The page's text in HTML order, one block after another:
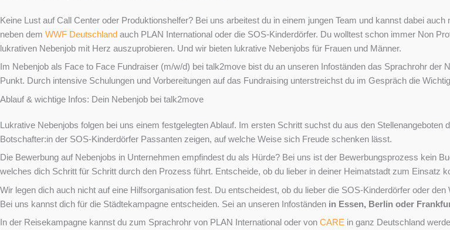
Keine Lust auf Call Center oder Produktionshelfer? Bei uns arbeitest du in einem jungen Team und kannst dabei
neben dem WWF Deutschland auch PLAN International oder die SOS-Kinderdörfer. Du wolltest schon immer Non
lukrativen Nebenjob mit Herz auszuprobieren. Und wir bieten lukrative Nebenjobs für Frauen und Männer.
Im Nebenjob als Face to Face Fundraiser (m/w/d) bei talk2move bist du an unseren Infoständen das Sprachrohr
Punkt. Durch intensive Schulungen und Vorbereitungen auf das Fundraising unterstreichst du im Gespräch die
Ablauf & wichtige Infos: Dein Nebenjob bei talk2move
Lukrative Nebenjobs folgen bei uns einem festgelegten Ablauf. Im ersten Schritt suchst du aus den Stellenangeboten
Botschafter:in der SOS-Kinderdörfer Passanten zeigen, auf welche Weise sich Freude schenken lässt.
Die Bewerbung auf Nebenjobs in Unternehmen empfindest du als Hürde? Bei uns ist der Bewerbungsprozess kein
welches dich Schritt für Schritt durch den Prozess führt. Entscheide, ob du lieber in deiner Heimatstadt zum Einsatz
Wir legen dich auch nicht auf eine Hilfsorganisation fest. Du entscheidest, ob du lieber die SOS-Kinderdörfer oder
Bei uns kannst dich für die Städtekampagne entscheiden. Sei an unseren Infoständen in Essen, Berlin oder
In der Reisekampagne kannst du zum Sprachrohr von PLAN International oder von CARE in ganz Deutschland